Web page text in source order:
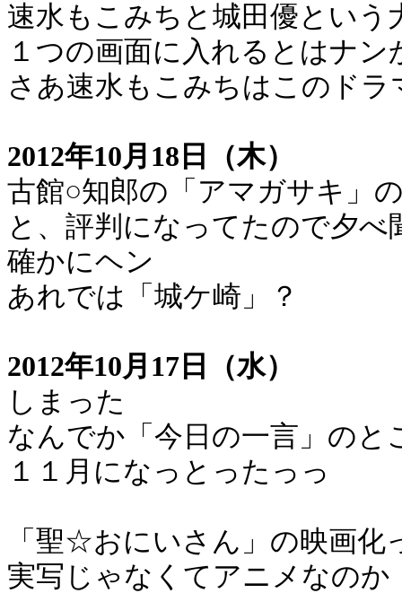
速水もこみちと城田優という
１つの画面に入れるとはナ
さあ速水もこみちはこのド
2012年10月18日（木）
古館○知郎の「アマガサキ」
と、評判になってたので夕べ
確かにヘン
あれでは「城ケ崎」？
2012年10月17日（水）
しまった
なんでか「今日の一言」のと
１１月になっとったっっ
「聖☆おにいさん」の映画化
実写じゃなくてアニメなのか